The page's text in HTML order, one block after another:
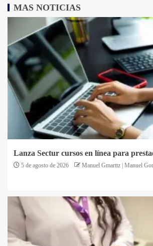
MAS NOTICIAS
Lanza Sectur cursos en línea para
5 de agosto de 2026 Manuel Gmarttz | Manuel